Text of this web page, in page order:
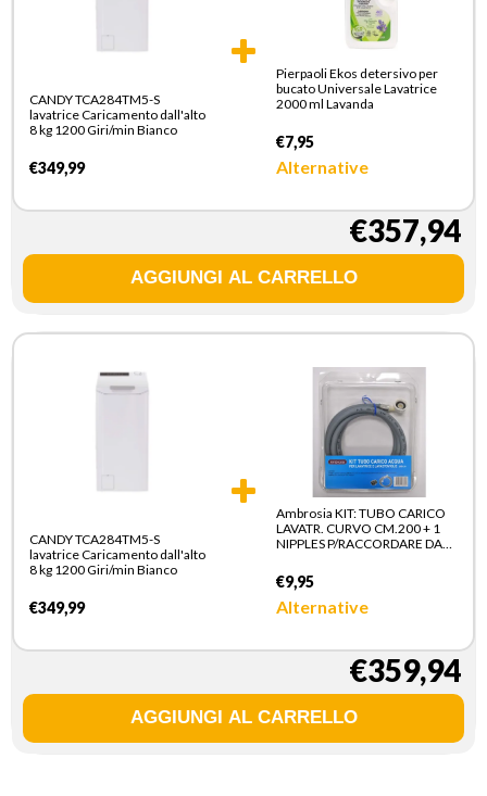
CANDY TCA284TM5-S
lavatrice Caricamento dall'alto
8 kg 1200 Giri/min Bianco
€349,99
Pierpaoli Ekos detersivo per
bucato Universale Lavatrice
2000 ml Lavanda
€7,95
Alternative
€357,94
CANDY TCA284TM5-S
lavatrice Caricamento dall'alto
8 kg 1200 Giri/min Bianco
€349,99
Ambrosia KIT: TUBO CARICO
LAVATR. CURVO CM.200 + 1
NIPPLES P/RACCORDARE DA
€9,95
Alternative
€359,94